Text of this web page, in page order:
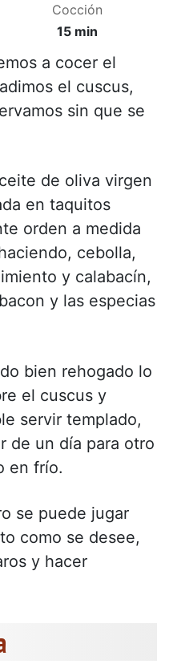
Cocción
15 min
a cocer el
el cuscus,
sin que se
de oliva virgen
en taquitos
orden a medida
cebolla,
y calabacín,
y las especias
bien rehogado lo
el cuscus y
servir templado,
de un día para otro
en frío.
se puede jugar
como se desee,
y hacer